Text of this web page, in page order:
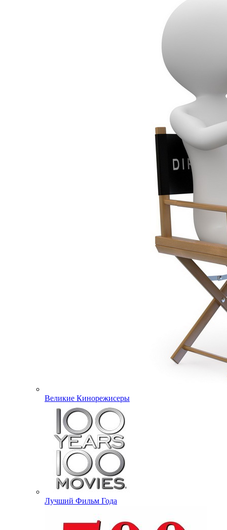
Великие Кинорежисеры
Лучший Фильм Года